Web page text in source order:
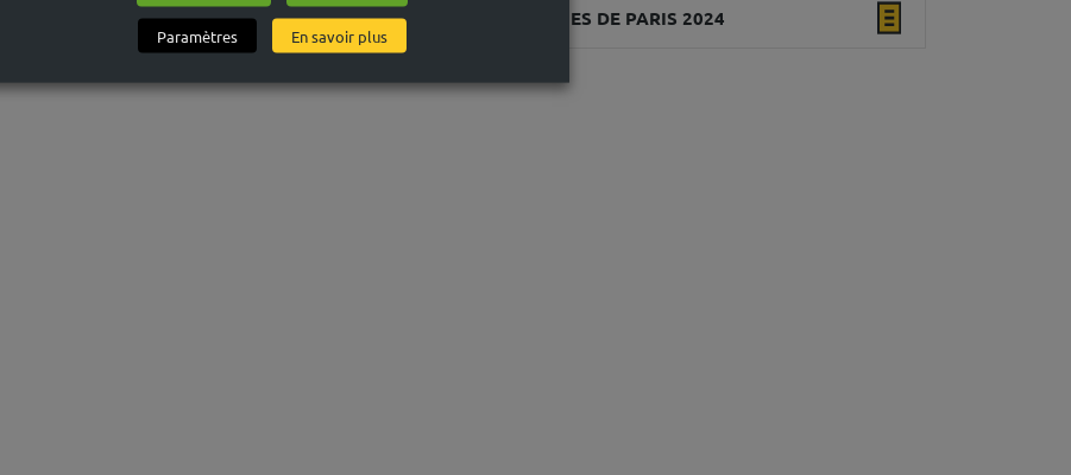
EMPLOIS DIRECTEMENT MOBILISÉS PAR LES JEUX OLYMPIQUES DE PARIS 2024
Paramètres En savoir plus